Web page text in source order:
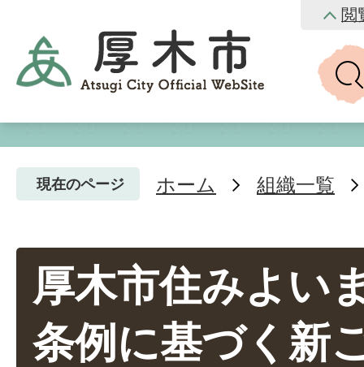
閲
現在のページ ホーム 組織一覧
厚木市住みよい
条例に基づく新